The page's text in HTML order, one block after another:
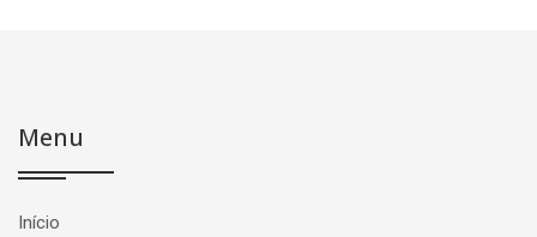
Menu
Início